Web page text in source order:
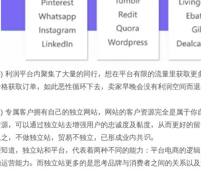
利润平台内聚集了大量的同行，想在平台有限的流量里获取
获取订单，如此恶性循环下去，卖家早晚会没有利润空间而退
专属客户拥有自己的独立网站，网站的客户资源完全是属于
源，可以通过独立站去增强用户的忠诚度及黏度，从而更好的留
之，不做独立站，贸易不独立，已形成业内共识。
道，独立站和平台，代表着两种不同的能力：平台电商的逻
运营能力。而独立站更多的是思考品牌与消费者之间的关系以